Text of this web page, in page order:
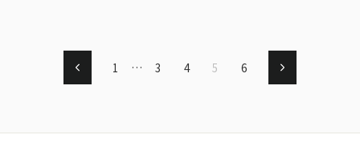
戻
る
1 … 3 4 5 6 次
へ